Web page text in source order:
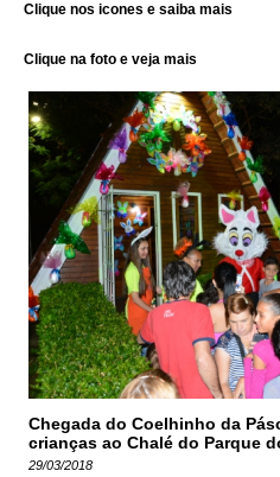
Clique nos icones e saiba mais
Clique na foto e veja mais
Chegada do Coelhinho da
crianças ao Chalé do Parque
29/03/2018